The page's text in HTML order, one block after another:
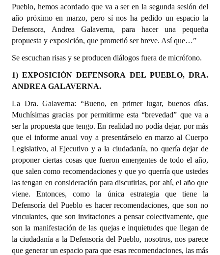
REFORMA DE LA CARTA ORGÁNICA
Pueblo, hemos acordado que va a ser en la segunda sesión del
año próximo en marzo, pero sí nos ha pedido un espacio la
Defensora, Andrea Galaverna, para hacer una pequeña
propuesta y exposición, que prometió ser breve. Así que…”
Se escuchan risas y se producen diálogos fuera de micrófono.
1) EXPOSICIÓN DEFENSORA DEL PUEBLO, DRA.
ANDREA GALAVERNA.
La Dra. Galaverna: “Bueno, en primer lugar, buenos días.
Muchísimas gracias por permitirme esta “brevedad” que va a
ser la propuesta que tengo. En realidad no podía dejar, por más
que el informe anual voy a presentárselo en marzo al Cuerpo
Legislativo, al Ejecutivo y a la ciudadanía, no quería dejar de
proponer ciertas cosas que fueron emergentes de todo el año,
que salen como recomendaciones y que yo querría que ustedes
las tengan en consideración para discutirlas, por ahí, el año que
viene. Entonces, como la única estrategia que tiene la
Defensoría del Pueblo es hacer recomendaciones, que son no
vinculantes, que son invitaciones a pensar colectivamente, que
son la manifestación de las quejas e inquietudes que llegan de
la ciudadanía a la Defensoría del Pueblo, nosotros, nos parece
que generar un espacio para que esas recomendaciones, las más